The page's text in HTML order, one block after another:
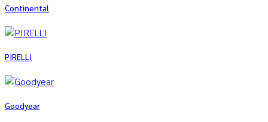
Continental
PIRELLI
Goodyear